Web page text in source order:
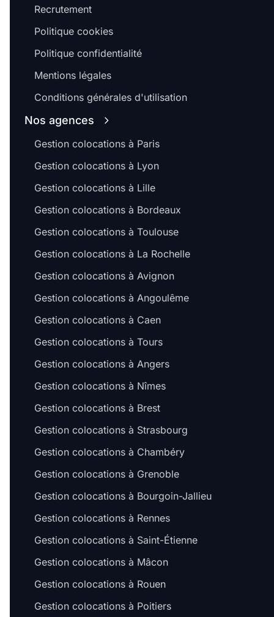
Recrutement
Politique cookies
Politique confidentialité
Mentions légales
Conditions générales d'utilisation
Nos agences
Gestion colocations à Paris
Gestion colocations à Lyon
Gestion colocations à Lille
Gestion colocations à Bordeaux
Gestion colocations à Toulouse
Gestion colocations à La Rochelle
Gestion colocations à Avignon
Gestion colocations à Angoulême
Gestion colocations à Caen
Gestion colocations à Tours
Gestion colocations à Angers
Gestion colocations à Nîmes
Gestion colocations à Brest
Gestion colocations à Strasbourg
Gestion colocations à Chambéry
Gestion colocations à Grenoble
Gestion colocations à Bourgoin-Jallieu
Gestion colocations à Rennes
Gestion colocations à Saint-Étienne
Gestion colocations à Mâcon
Gestion colocations à Rouen
Gestion colocations à Poitiers